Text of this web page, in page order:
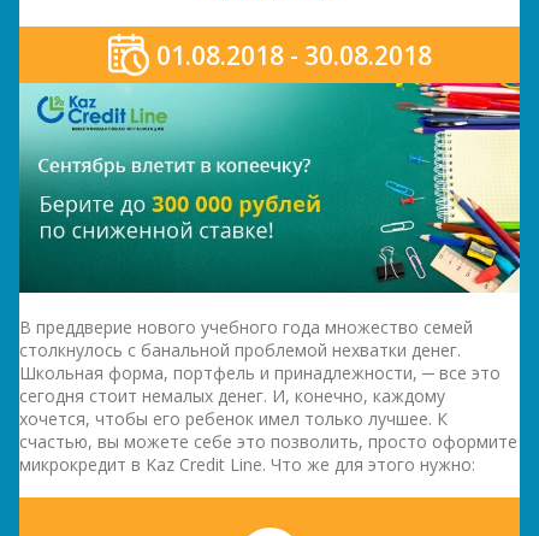
01.08.2018 - 30.08.2018
В преддверие нового учебного года множество семей
столкнулось с банальной проблемой нехватки денег.
Школьная форма, портфель и принадлежности, ─ все это
сегодня стоит немалых денег. И, конечно, каждому
хочется, чтобы его ребенок имел только лучшее. К
счастью, вы можете себе это позволить, просто оформите
микрокредит в Kaz Credit Line. Что же для этого нужно: